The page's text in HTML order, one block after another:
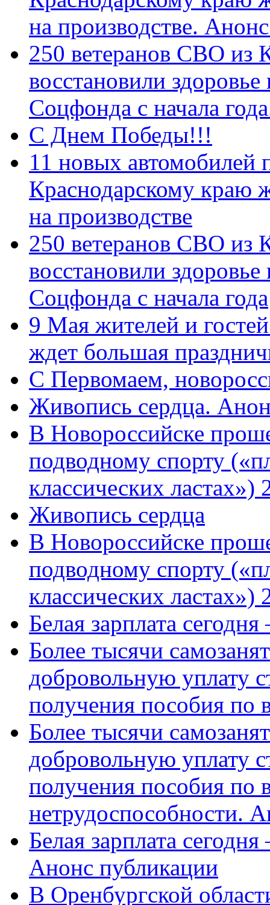
на производстве.
250 ветеранов СВО из
восстановили
Соцфонда с начала
С Днем Победы!!!
11 новых автомобилей
Краснодарскому краю
на производстве
250 ветеранов СВО из
восстановили
Соцфонда с начала года
9 Мая жителей и
ждет большая
C Первомаем,
Живопись сердца.
В Новороссийске
подводному спорту
классических
Живопись сердца
В Новороссийске
подводному спорту
классических ластах»)
Белая зарплата
Более тысячи
добровольную уплату
получения пособия по
Более тысячи
добровольную уплату
получения пособия по
нетрудоспособности.
Белая зарплата
Анонс публикации
В Оренбургской